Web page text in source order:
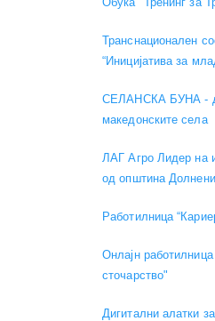
Транснационален
“Иницијатива за
СЕЛАНСКА БУНА -
македонските села
ЛАГ Агро Лидер на
од општина Долнени
Работилница
Онлајн
сточарство"
Дигитални алатки